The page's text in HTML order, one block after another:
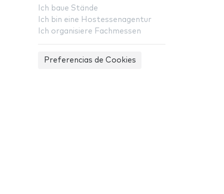
Ich baue Stände
Ich bin eine Hostessenagentur
Ich organisiere Fachmessen
Preferencias de Cookies